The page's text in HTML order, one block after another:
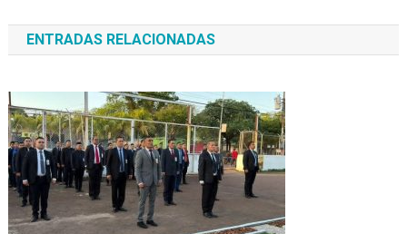
de
entradas
ENTRADAS RELACIONADAS